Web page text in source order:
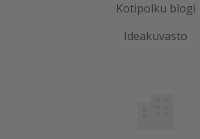
Kotipolku blogi
Ideakuvasto